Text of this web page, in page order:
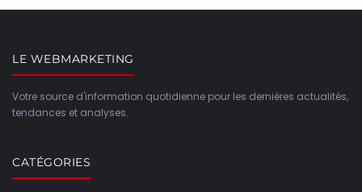
LE WEBMARKETING
Votre source d'information quotidienne pour les dernières actualités,
tendances et analyses.
CATÉGORIES